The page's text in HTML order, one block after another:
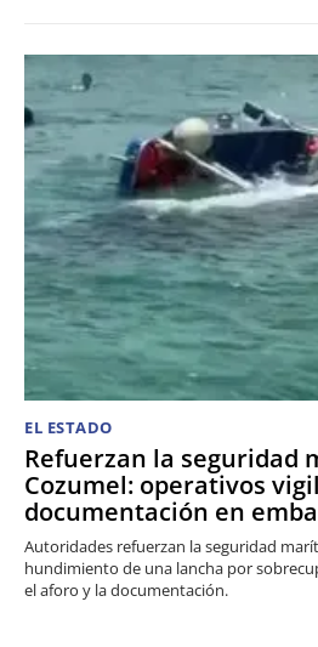
EL ESTADO
Refuerzan la seguridad
Cozumel: operativos
documentación en
Autoridades refuerzan la seguridad
hundimiento de una lancha por
el aforo y la documentación.